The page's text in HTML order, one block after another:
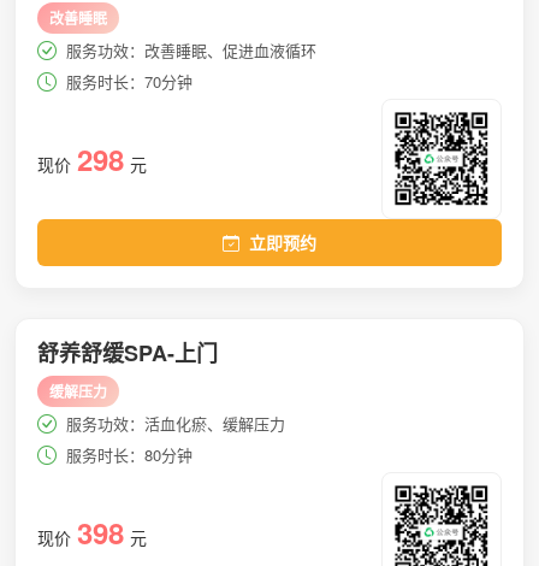
改善睡眠
服务功效：改善睡眠、促进血液循环
服务时长：70分钟
现价 298 元
立即预约
舒养舒缓SPA-上门
缓解压力
服务功效：活血化瘀、缓解压力
服务时长：80分钟
现价 398 元